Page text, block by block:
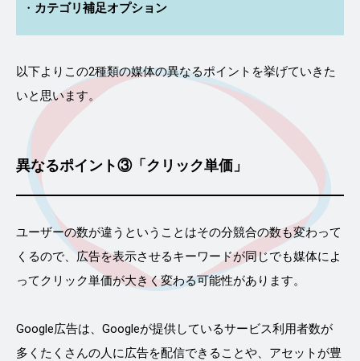
カテゴリ補足オプション
以下よりこの2種類の媒体の異なるポイントを挙げていきた
いと思います。
異なるポイント③「クリック単価」
ユーザーの数が違うということはその分競合の数も変わって
くるので、広告を表示させるキーワードが同じでも媒体によ
ってクリック単価が大きく変わる可能性があります。
Google広告は、Googleが提供しているサービス利用者数が
多くたくさんの人に広告を配信できることや、アセットが豊